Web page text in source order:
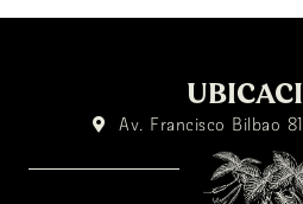
Av. Francisco Bilbao